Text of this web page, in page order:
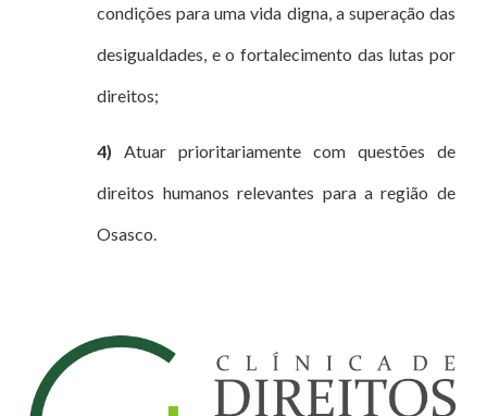
condições para uma vida digna, a superação das
desigualdades, e o fortalecimento das lutas por
direitos;
4) Atuar prioritariamente com questões de
direitos humanos relevantes para a região de
Osasco.